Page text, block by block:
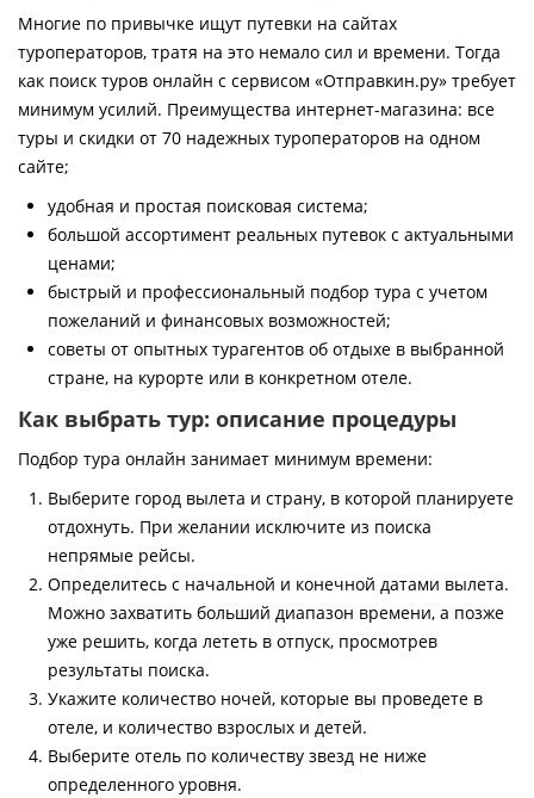
Многие по привычке ищут путевки на сайтах
туроператоров, тратя на это немало сил и времени. Тогда
как поиск туров онлайн с сервисом «Отправкин.ру» требует
минимум усилий. Преимущества интернет-магазина: все
туры и скидки от 70 надежных туроператоров на одном
сайте;
удобная и простая поисковая система;
большой ассортимент реальных путевок с актуальными
ценами;
быстрый и профессиональный подбор тура с учетом
пожеланий и финансовых возможностей;
советы от опытных турагентов об отдыхе в выбранной
стране, на курорте или в конкретном отеле.
Как выбрать тур: описание процедуры
Подбор тура онлайн занимает минимум времени:
Выберите город вылета и страну, в которой планируете
отдохнуть. При желании исключите из поиска
непрямые рейсы.
Определитесь с начальной и конечной датами вылета.
Можно захватить больший диапазон времени, а позже
уже решить, когда лететь в отпуск, просмотрев
результаты поиска.
Укажите количество ночей, которые вы проведете в
отеле, и количество взрослых и детей.
Выберите отель по количеству звезд не ниже
определенного уровня.